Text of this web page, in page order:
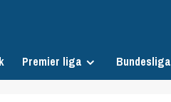
Premier liga Bundesliga